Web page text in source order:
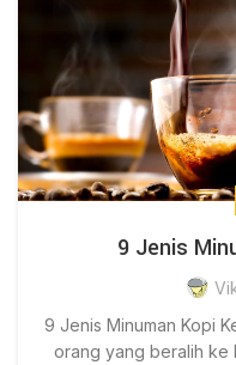
9 Jenis
9 Jenis Minuman Kopi
orang yang beralih ke